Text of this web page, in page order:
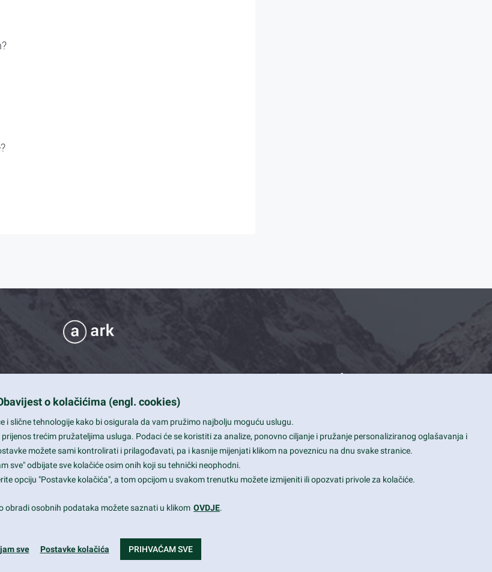
design
Contact Info
View, CA 94043
+1 650-253-0000
Daily: 9:00 am - 6:00 pm
o kolačićima (engl. cookies)
i slične tehnologije kako bi osigurala da vam pružimo najbolju moguću uslugu.
trećim pružateljima usluga. Podaci će se koristiti za analize, ponovno ciljanje i pružanje personaliziranog oglašavanja i
možete sami kontrolirati i prilagođavati, pa i kasnije mijenjati klikom na poveznicu na dnu svake stranice.
sve" odbijate sve kolačiće osim onih koji su tehnički neophodni.
opciju "Postavke kolačića", a tom opcijom u svakom trenutku možete izmijeniti ili opozvati privole za kolačiće.
obradi osobnih podataka možete saznati u klikom OVDJE.
sve Postavke kolačića PRIHVAĆAM SVE